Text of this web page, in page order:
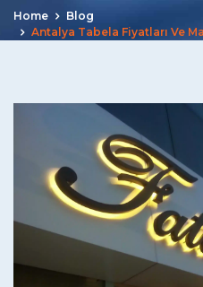
Home
Blog
Antalya Tabela Fiyatları Ve